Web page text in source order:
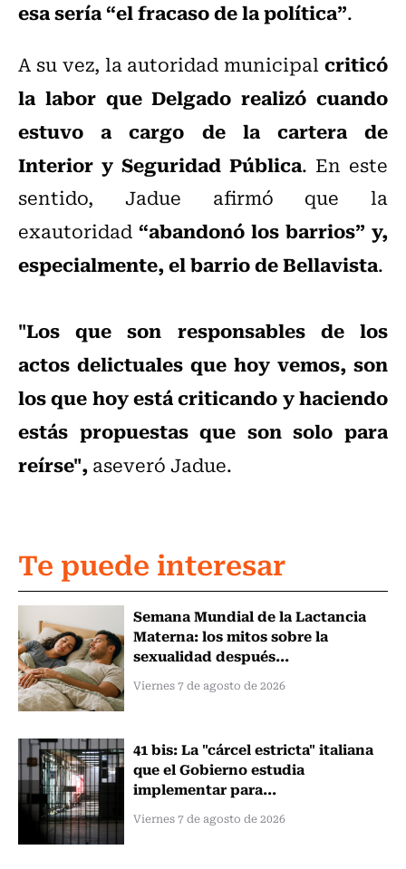
esa sería “el fracaso de la política”.
A su vez, la autoridad municipalcriticó
la labor que Delgado realizó cuando
estuvo a cargo de la cartera de
Interior y Seguridad Pública. En este
sentido, Jadue afirmó que la
exautoridad “abandonó los barrios” y,
especialmente, el barrio de Bellavista.
"Los que son responsables de los
actos delictuales que hoy vemos, son
los que hoy está criticando y haciendo
estás propuestas que son solo para
reírse",aseveró Jadue.
Te puede interesar
Semana Mundial de la Lactancia
Materna: los mitos sobre la
sexualidad después...
Viernes 7 de agosto de 2026
41 bis: La "cárcel estricta" italiana
que el Gobierno estudia
implementar para...
Viernes 7 de agosto de 2026